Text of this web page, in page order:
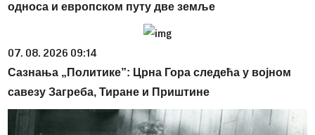
односа и европском путу две земље
07. 08. 2026 09:14
Сазнања „Политике”: Црна Гора следећа у војном
савезу Загреба, Тиране и Приштине